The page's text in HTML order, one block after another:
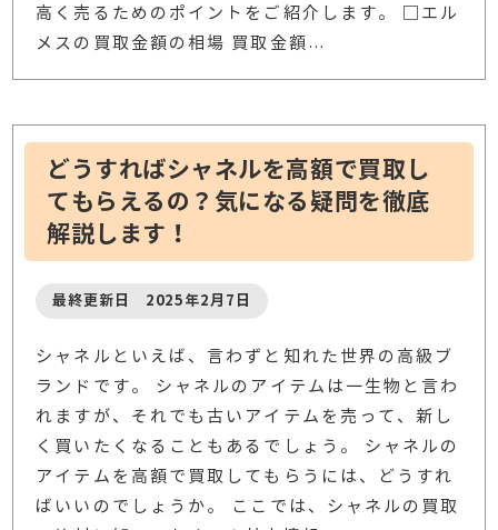
高く売るためのポイントをご紹介します。 □エル
メスの買取金額の相場 買取金額…
どうすればシャネルを高額で買取し
てもらえるの？気になる疑問を徹底
解説します！
最終更新日 2025年2月7日
シャネルといえば、言わずと知れた世界の高級ブ
ランドです。 シャネルのアイテムは一生物と言わ
れますが、それでも古いアイテムを売って、新し
く買いたくなることもあるでしょう。 シャネルの
アイテムを高額で買取してもらうには、どうすれ
ばいいのでしょうか。 ここでは、シャネルの買取